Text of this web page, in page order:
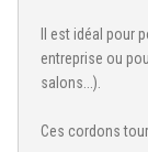
Il est idéal pour
entreprise ou
salons...).
Ces cordons